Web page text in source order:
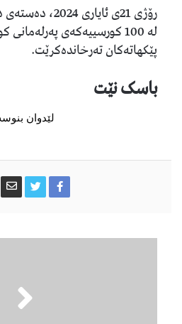
رۆژى 21ى ئایارى
لە 100 کورسییەکەى
پێکهاتەکان تەرخاندەکرێت.
باسک نێت
لێدوان